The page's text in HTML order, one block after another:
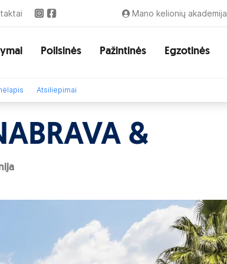
Mano kelionių akademija
Poilsinės Pažintinės Egzotinės
Atsiliepimai
&